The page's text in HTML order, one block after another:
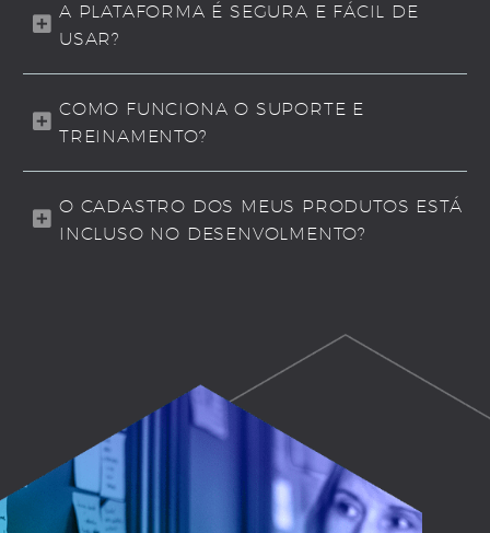
A PLATAFORMA É SEGURA E FÁCIL DE
USAR?
COMO FUNCIONA O SUPORTE E
TREINAMENTO?
O CADASTRO DOS MEUS PRODUTOS ESTÁ
INCLUSO NO DESENVOLMENTO?